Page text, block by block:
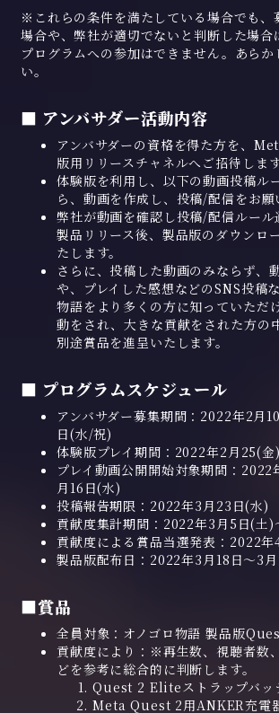
※これらの条件を満たしている場合でも、
場合や、弊社が適切でないと判断した場合
プログラムへの参加はできません。あらか
い。
■ アンバサダー活動内容
アンバサダーの資格を得た方を、
版用リリースチャネルへご招待します
体験版を利用し、以下の動画投稿ル
ら、動画を作成し、投稿/配信をお願
弊社が動画を確認し投稿/配信ルール
製品リリース後、製品版のダウンロ
たします。
さらに、投稿した動画のみならず、
や、プレイした感想などのSNS投稿
物語をより多くの方に知っていただ
動をされ、大きな貢献をされた方の
別途賞品を進呈いたします。
■ プログラムスケジュール
アンバサダー募集期間：2022年2月
日(水/祝)
体験版プレイ期間：2022年2月25(
プレイ動画公開開始対象期間：
月16日(水)
投稿報告期限：2022年3月23日(水)
貢献度集計期間：2022年3月5日(土)
貢献度による賞品当選発表：2022
製品版配布日：2022年3月18日～3
■賞品
全員対象：オノゴロ物語 製品版
貢献度により：※再生数、視聴者数
どを参考に総合的に判断します。
Quest 2 Eliteストラップバッ
Meta Quest 2用ANKER充電